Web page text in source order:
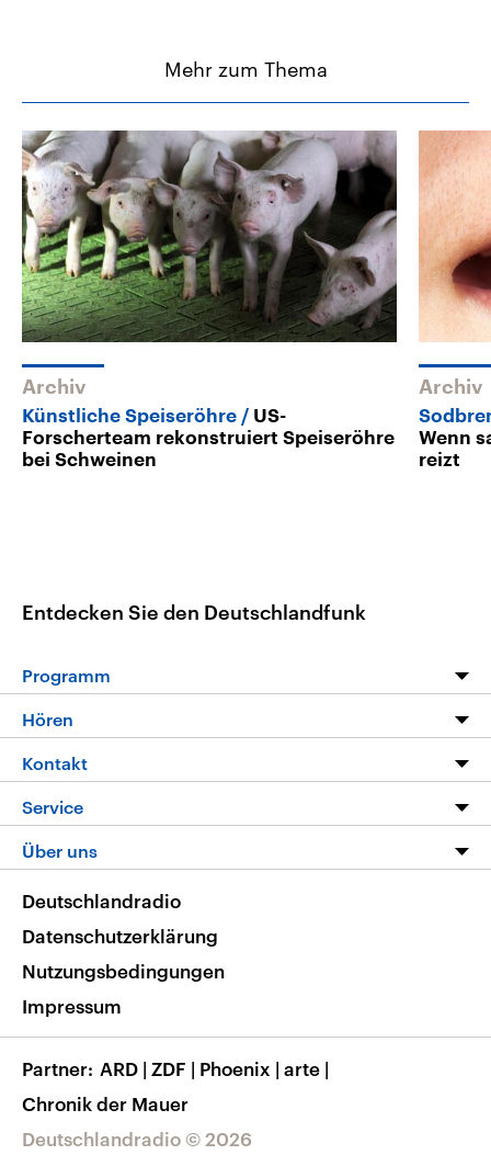
Mehr zum Thema
Archiv
Künstliche Speiseröhre
US-
Forscherteam rekonstruiert Speiseröhre
bei Schweinen
Archiv
Wenn
reizt
Entdecken Sie den Deutschlandfunk
Programm
Programm
Die Nachrichten
Nachrichtenleicht
Neue Beiträge auf dlf.de
Hören
Livestream
Podcasts
Deutschlandfunk App
Nachrichten App
Frequenzen
Kontakt
Hörerservice
Service
FAQ
Veranstaltungen
Musikliste
RSS
Über uns
Barrierefreiheit
Deutschlandradio © 2026
Deutschlandradio
Datenschutzerklärung
Nutzungsbedingungen
Impressum
Partner ARD | ZDF | Phoenix | arte |
Chronik der Mauer